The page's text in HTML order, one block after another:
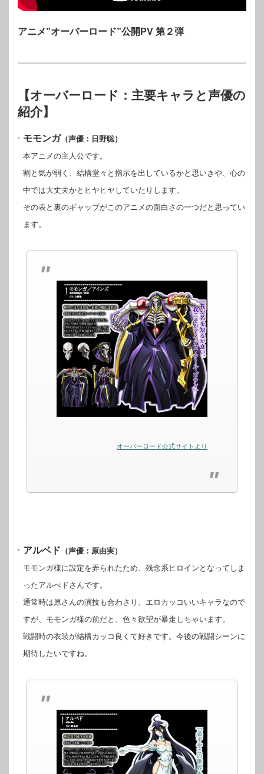
アニメ”オーバーロード”公開PV 第２弾
【オーバーロード：主要キャラと声優の
紹介】
モモンガ （声優：日野聡）
本アニメの主人公です。
割と気が弱く、結構堂々と指示を出しているかと思いきや、心の
中では大丈夫かとヒヤヒヤしていたりします。
その表と裏のギャップがこのアニメの面白さの一つだと思ってい
ます。
オーバーロード公式サイトより
アルベド （声優：原由実）
モモンガ様に設定を弄られたため、残念系ヒロインとなってしま
ったアルべドさんです。
通常時は原さんの演技も合わさり、エロカッコいいキャラなので
すが、モモンガ様の前だと、色々欲望が暴走しちゃいます。
戦闘時の衣装が結構カッコ良くて好きです。今後の戦闘シーンに
期待したいですね。